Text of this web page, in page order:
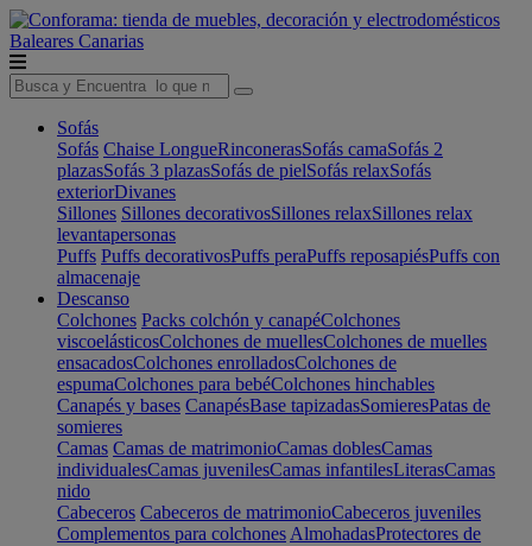
Baleares Canarias
Sofás
Sofás Chaise LongueRinconerasSofás camaSofás 2
plazasSofás 3 plazasSofás de pielSofás relaxSofás
exteriorDivanes
Sillones Sillones decorativosSillones relaxSillones relax
levantapersonas
Puffs Puffs decorativosPuffs peraPuffs reposapiésPuffs con
almacenaje
Descanso
Colchones Packs colchón y canapéColchones
viscoelásticosColchones de muellesColchones de muelles
ensacadosColchones enrolladosColchones de
espumaColchones para bebéColchones hinchables
Canapés y bases CanapésBase tapizadasSomieresPatas de
somieres
Camas Camas de matrimonioCamas doblesCamas
individualesCamas juvenilesCamas infantilesLiterasCamas
nido
Cabeceros Cabeceros de matrimonioCabeceros juveniles
Complementos para colchones AlmohadasProtectores de